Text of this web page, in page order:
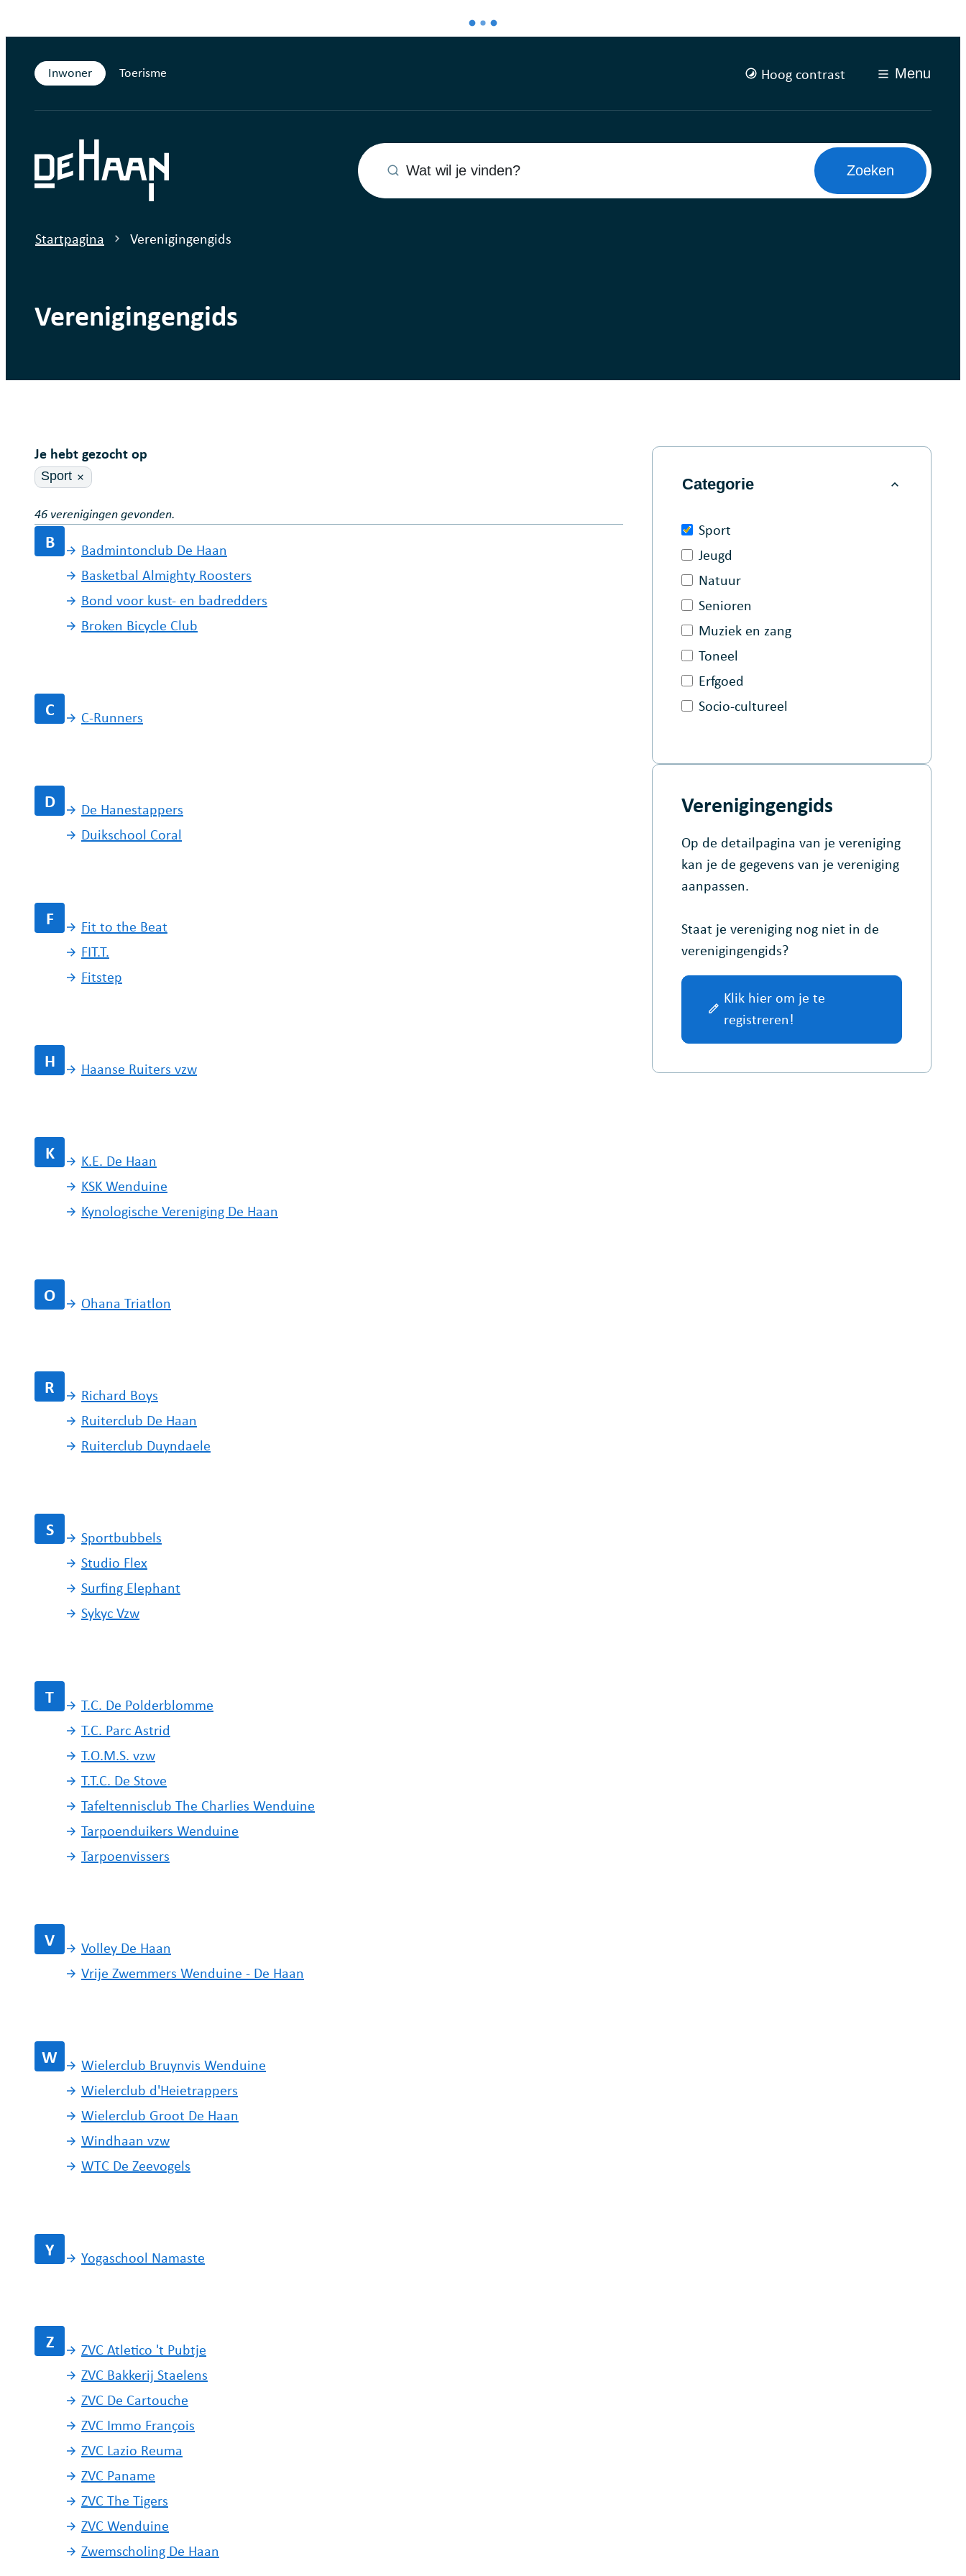
Inwoner Toerisme Hoog contrast Menu
De Haan Wat wil je vinden?
Zoeken
Startpagina Verenigingengids
Verenigingengids
Filter op
Categorie
Sport
Jeugd
Natuur
Senioren
Muziek en zang
Toneel
Erfgoed
Socio-cultureel
Verenigingengids
Op de detailpagina van je vereniging
kan je de gegevens van je vereniging
aanpassen.
Staat je vereniging nog niet in de
verenigingengids?
Klik hier om je te
registreren!
Je hebt gezocht op
Sport
46 verenigingen gevonden.
B
Badmintonclub De Haan
Basketbal Almighty Roosters
Bond voor kust- en badredders
Broken Bicycle Club
C C-Runners
D
De Hanestappers
Duikschool Coral
F
Fit to the Beat
FIT.T.
Fitstep
H Haanse Ruiters vzw
K
K.E. De Haan
KSK Wenduine
Kynologische Vereniging De Haan
O Ohana Triatlon
R
Richard Boys
Ruiterclub De Haan
Ruiterclub Duyndaele
S
Sportbubbels
Studio Flex
Surfing Elephant
Sykyc Vzw
T
T.C. De Polderblomme
T.C. Parc Astrid
T.O.M.S. vzw
T.T.C. De Stove
Tafeltennisclub The Charlies Wenduine
Tarpoenduikers Wenduine
Tarpoenvissers
V
Volley De Haan
Vrije Zwemmers Wenduine - De Haan
W
Wielerclub Bruynvis Wenduine
Wielerclub d'Heietrappers
Wielerclub Groot De Haan
Windhaan vzw
WTC De Zeevogels
Y Yogaschool Namaste
Z
ZVC Atletico 't Pubtje
ZVC Bakkerij Staelens
ZVC De Cartouche
ZVC Immo François
ZVC Lazio Reuma
ZVC Paname
ZVC The Tigers
ZVC Wenduine
Zwemscholing De Haan